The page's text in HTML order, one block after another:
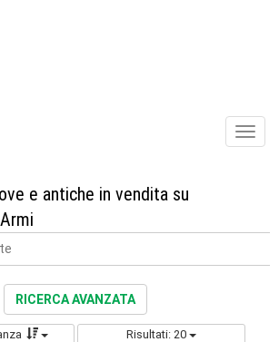
e antiche in vendita su
RICERCA AVANZATA
Risultati: 20